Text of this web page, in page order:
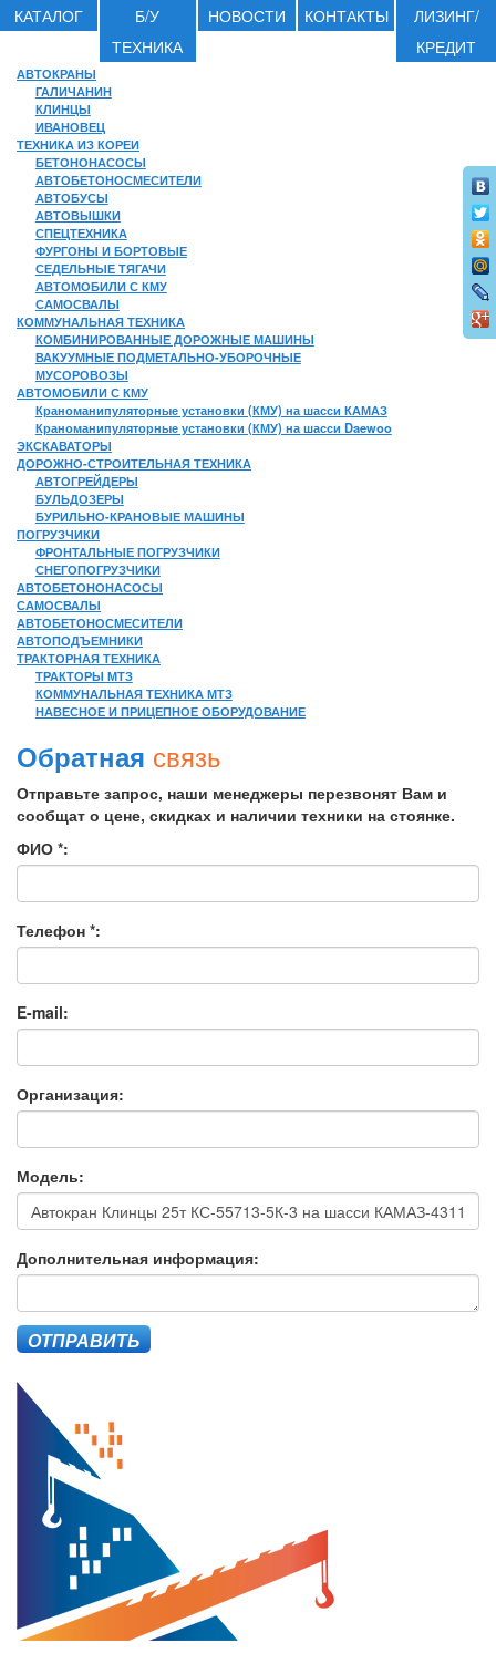
КАТАЛОГ
Б/У
ТЕХНИКА
НОВОСТИ КОНТАКТЫ
ЛИЗИНГ/
КРЕДИТ
АВТОКРАНЫ
ГАЛИЧАНИН
КЛИНЦЫ
ИВАНОВЕЦ
ТЕХНИКА ИЗ КОРЕИ
БЕТОНОНАСОСЫ
АВТОБЕТОНОСМЕСИТЕЛИ
АВТОБУСЫ
АВТОВЫШКИ
СПЕЦТЕХНИКА
ФУРГОНЫ И БОРТОВЫЕ
СЕДЕЛЬНЫЕ ТЯГАЧИ
АВТОМОБИЛИ С КМУ
САМОСВАЛЫ
КОММУНАЛЬНАЯ ТЕХНИКА
КОМБИНИРОВАННЫЕ ДОРОЖНЫЕ МАШИНЫ
ВАКУУМНЫЕ ПОДМЕТАЛЬНО-УБОРОЧНЫЕ
МУСОРОВОЗЫ
АВТОМОБИЛИ С КМУ
Краноманипуляторные установки (КМУ) на шасси КАМАЗ
Краноманипуляторные установки (КМУ) на шасси Daewoo
ЭКСКАВАТОРЫ
ДОРОЖНО-СТРОИТЕЛЬНАЯ ТЕХНИКА
АВТОГРЕЙДЕРЫ
БУЛЬДОЗЕРЫ
БУРИЛЬНО-КРАНОВЫЕ МАШИНЫ
ПОГРУЗЧИКИ
ФРОНТАЛЬНЫЕ ПОГРУЗЧИКИ
СНЕГОПОГРУЗЧИКИ
АВТОБЕТОНОНАСОСЫ
САМОСВАЛЫ
АВТОБЕТОНОСМЕСИТЕЛИ
АВТОПОДЪЕМНИКИ
ТРАКТОРНАЯ ТЕХНИКА
ТРАКТОРЫ МТЗ
КОММУНАЛЬНАЯ ТЕХНИКА МТЗ
НАВЕСНОЕ И ПРИЦЕПНОЕ ОБОРУДОВАНИЕ
Обратная связь
Отправьте запрос, наши менеджеры перезвонят Вам и
сообщат о цене, скидках и наличии техники на стоянке.
ФИО *:
Телефон *:
E-mail:
Организация:
Модель:
Дополнительная информация:
ОТПРАВИТЬ